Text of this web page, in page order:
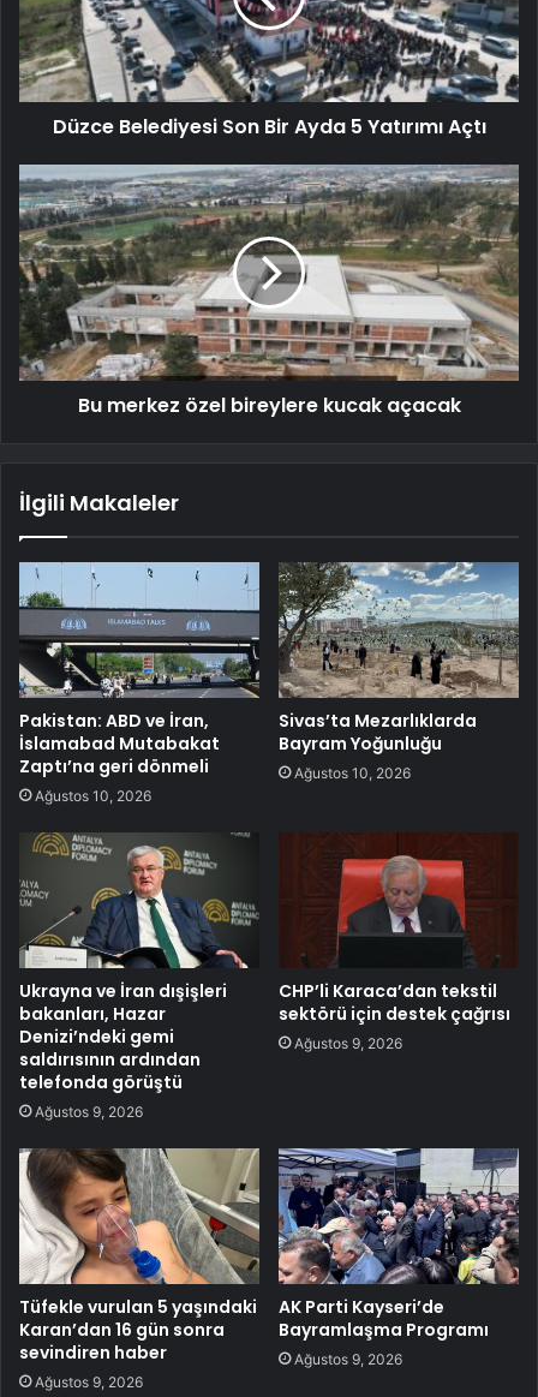
Düzce Belediyesi Son Bir Ayda 5 Yatırımı Açtı
Bu merkez özel bireylere kucak açacak
İlgili Makaleler
Pakistan: ABD ve İran,
İslamabad Mutabakat
Zaptı’na geri dönmeli
Ağustos 10, 2026
Sivas’ta Mezarlıklarda
Bayram Yoğunluğu
Ağustos 10, 2026
Ukrayna ve İran dışişleri
bakanları, Hazar
Denizi’ndeki gemi
saldırısının ardından
telefonda görüştü
Ağustos 9, 2026
CHP’li Karaca’dan tekstil
sektörü için destek çağrısı
Ağustos 9, 2026
Tüfekle vurulan 5 yaşındaki
Karan’dan 16 gün sonra
sevindiren haber
Ağustos 9, 2026
AK Parti Kayseri’de
Bayramlaşma Programı
Ağustos 9, 2026